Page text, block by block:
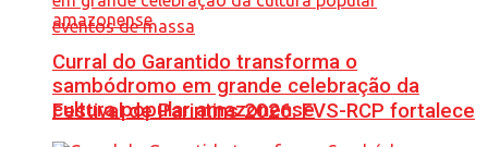
Festival de Parintins 2026: FVS-RCP fortalece
Curral do Garantido transforma o
sambódromo em grande celebração da
cultura popular amazonense